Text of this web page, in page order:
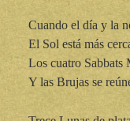
Cuando el día y la
El Sol está más
Los cuatro Sabbats
Y las Brujas se